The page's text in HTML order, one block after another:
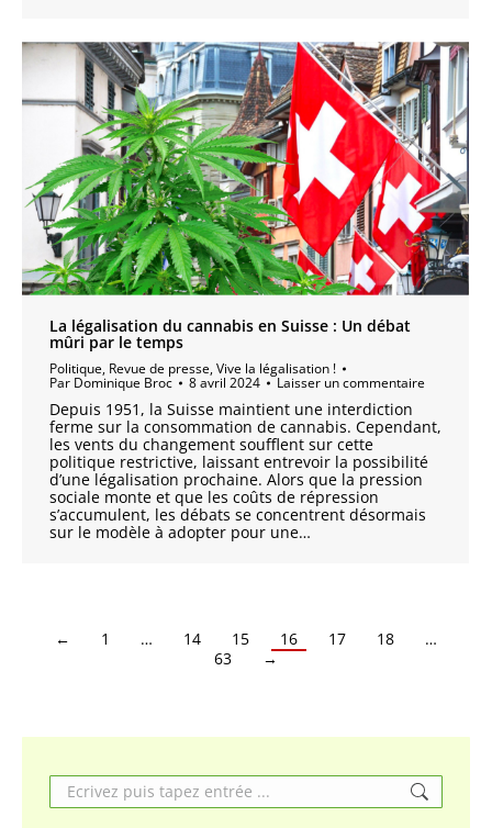
La légalisation du cannabis en Suisse : Un débat
mûri par le temps
Politique, Revue de presse,Vive la légalisation !
Par Dominique Broc 8 avril 2024 Laisser un commentaire
Depuis 1951, la Suisse maintient une interdiction
ferme sur la consommation de cannabis. Cependant,
les vents du changement soufflent sur cette
politique restrictive, laissant entrevoir la possibilité
d’une légalisation prochaine. Alors que la pression
sociale monte et que les coûts de répression
s’accumulent, les débats se concentrent désormais
sur le modèle à adopter pour une…
← 1 … 14 15 16 17 18
…
63
→
Search: